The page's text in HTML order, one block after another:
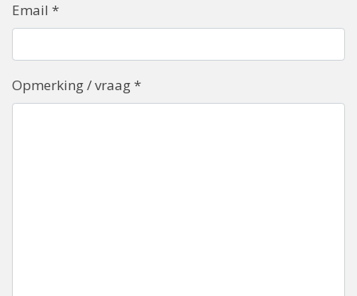
Email *
Opmerking / vraag*